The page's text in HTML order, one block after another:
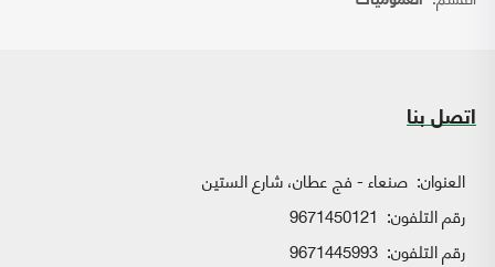
اتصل بنا
العنوان: صنعاء - فج عطان، شارع الستين
رقم التلفون: 9671450121
رقم التلفون: 9671445993